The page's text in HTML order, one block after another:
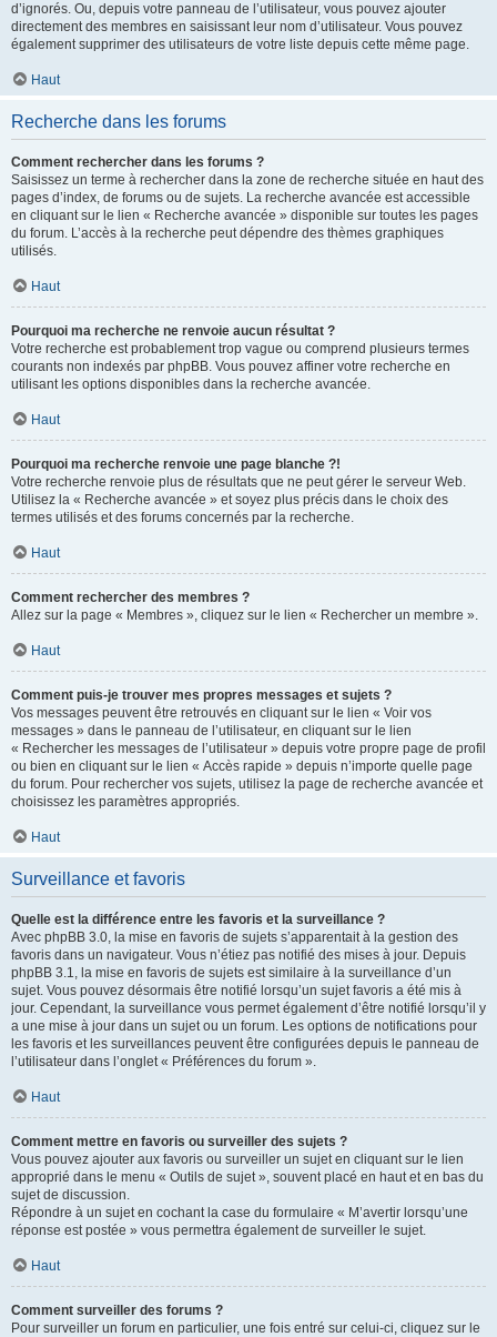
d’ignorés. Ou, depuis votre panneau de l’utilisateur, vous pouvez ajouter
directement des membres en saisissant leur nom d’utilisateur. Vous pouvez
également supprimer des utilisateurs de votre liste depuis cette même page.
Haut
Recherche dans les forums
Comment rechercher dans les forums ?
Saisissez un terme à rechercher dans la zone de recherche située en haut des
pages d’index, de forums ou de sujets. La recherche avancée est accessible
en cliquant sur le lien « Recherche avancée » disponible sur toutes les pages
du forum. L’accès à la recherche peut dépendre des thèmes graphiques
utilisés.
Haut
Pourquoi ma recherche ne renvoie aucun résultat ?
Votre recherche est probablement trop vague ou comprend plusieurs termes
courants non indexés par phpBB. Vous pouvez affiner votre recherche en
utilisant les options disponibles dans la recherche avancée.
Haut
Pourquoi ma recherche renvoie une page blanche ?!
Votre recherche renvoie plus de résultats que ne peut gérer le serveur Web.
Utilisez la « Recherche avancée » et soyez plus précis dans le choix des
termes utilisés et des forums concernés par la recherche.
Haut
Comment rechercher des membres ?
Allez sur la page « Membres », cliquez sur le lien « Rechercher un membre ».
Haut
Comment puis-je trouver mes propres messages et sujets ?
Vos messages peuvent être retrouvés en cliquant sur le lien « Voir vos
messages » dans le panneau de l’utilisateur, en cliquant sur le lien
« Rechercher les messages de l’utilisateur » depuis votre propre page de profil
ou bien en cliquant sur le lien « Accès rapide » depuis n’importe quelle page
du forum. Pour rechercher vos sujets, utilisez la page de recherche avancée et
choisissez les paramètres appropriés.
Haut
Surveillance et favoris
Quelle est la différence entre les favoris et la surveillance ?
Avec phpBB 3.0, la mise en favoris de sujets s’apparentait à la gestion des
favoris dans un navigateur. Vous n’étiez pas notifié des mises à jour. Depuis
phpBB 3.1, la mise en favoris de sujets est similaire à la surveillance d’un
sujet. Vous pouvez désormais être notifié lorsqu’un sujet favoris a été mis à
jour. Cependant, la surveillance vous permet également d’être notifié lorsqu’il y
a une mise à jour dans un sujet ou un forum. Les options de notifications pour
les favoris et les surveillances peuvent être configurées depuis le panneau de
l’utilisateur dans l’onglet « Préférences du forum ».
Haut
Comment mettre en favoris ou surveiller des sujets ?
Vous pouvez ajouter aux favoris ou surveiller un sujet en cliquant sur le lien
approprié dans le menu « Outils de sujet », souvent placé en haut et en bas du
sujet de discussion.
Répondre à un sujet en cochant la case du formulaire « M’avertir lorsqu’une
réponse est postée » vous permettra également de surveiller le sujet.
Haut
Comment surveiller des forums ?
Pour surveiller un forum en particulier, une fois entré sur celui-ci, cliquez sur le